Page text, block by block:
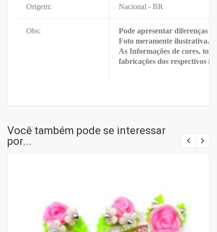
Origem: Nacional - BR
Obs:
Pode apresentar diferenças
Foto meramente ilustrativa.
As Informações de cores,
fabricações dos respectivos
Você também pode se interessar
por...